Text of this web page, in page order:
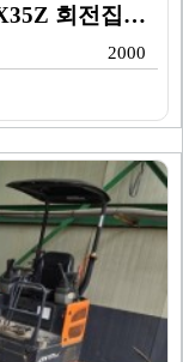
두산/굴삭기/3.5톤 미니굴삭기/DX35Z 회전집게/2…
2000